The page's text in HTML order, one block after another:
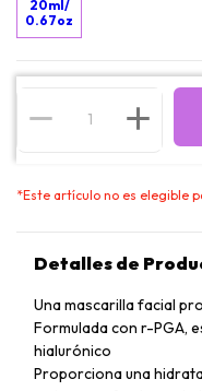
20ml/
0.67oz
*Este artículo no es elegible
Detalles de
Una mascarilla facial
Formulada con r-PGA,
hialurónico
Proporciona una